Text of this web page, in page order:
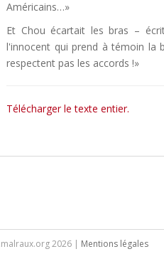
Américains…»
Et Chou écartait les bras –
l'innocent qui prend à témoin la
respectent pas les accords !»
Télécharger le texte entier.
2026 | Mentions légales